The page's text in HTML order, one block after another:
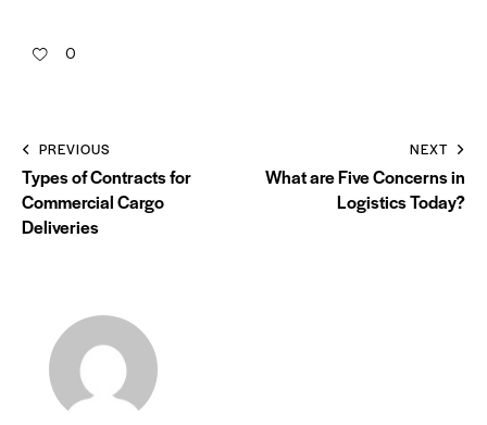
0
PREVIOUS
Types of Contracts for
Commercial Cargo
Deliveries
NEXT
What are Five Concerns in
Logistics Today?